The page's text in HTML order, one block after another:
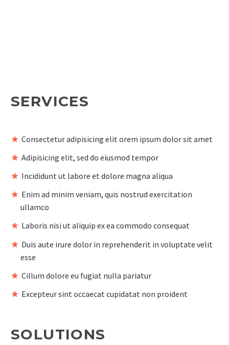
SERVICES
Consectetur adipisicing elit orem ipsum dolor sit amet
Adipisicing elit, sed do eiusmod tempor
Incididunt ut labore et dolore magna aliqua
Enim ad minim veniam, quis nostrud exercitation
ullamco
Laboris nisi ut aliquip ex ea commodo consequat
Duis aute irure dolor in reprehenderit in voluptate velit
esse
Cillum dolore eu fugiat nulla pariatur
Excepteur sint occaecat cupidatat non proident
SOLUTIONS